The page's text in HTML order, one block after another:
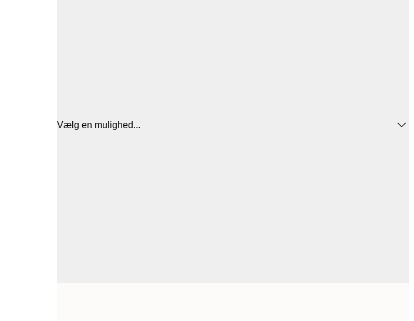
Vælg en mulighed...